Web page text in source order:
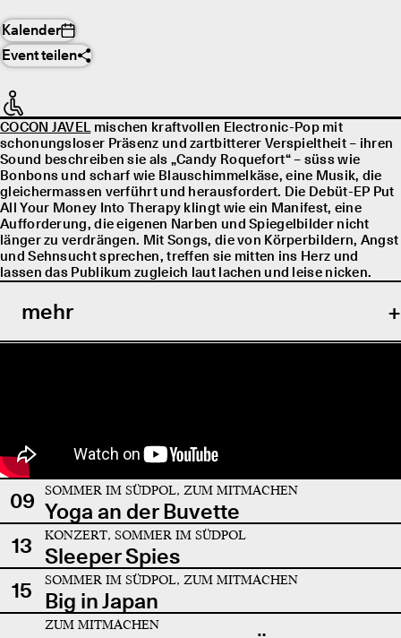
Kalender
Event teilen
COCON JAVELmischen kraftvollen Electronic-Pop mit
schonungsloser Präsenz und zartbitterer Verspieltheit – ihren
Sound beschreiben sie als „Candy Roquefort“ – süss wie
Bonbons und scharf wie Blauschimmelkäse, eine Musik, die
gleichermassen verführt und herausfordert. Die Debüt-EP Put
All Your Money Into Therapy klingt wie ein Manifest, eine
Aufforderung, die eigenen Narben und Spiegelbilder nicht
länger zu verdrängen. Mit Songs, die von Körperbildern, Angst
und Sehnsucht sprechen, treffen sie mitten ins Herz und
lassen das Publikum zugleich laut lachen und leise nicken.
mehr
09 SOMMER IM SÜDPOL, ZUM MITMACHEN
Yoga an der Buvette
13
KONZERT, SOMMER IM SÜDPOL
Sleeper Spies
15
SOMMER IM SÜDPOL, ZUM MITMACHEN
Big in Japan
ZUM MITMACHEN